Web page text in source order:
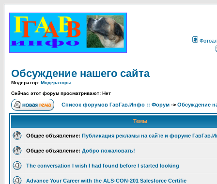
Обсуждение нашего сайта
Модератор: Модераторы
Сейчас этот форум просматривают: Нет
Список форумов ГавГав.Инфо :: Форум -> Обсуждение
Темы
Общее объявление: Публикация рекламы на сайте и форуме
Общее объявление: Добро пожаловать!
The conversation I wish I had found before I started looking
Advance Your Career with the ALS-CON-201 Salesforce Certifie